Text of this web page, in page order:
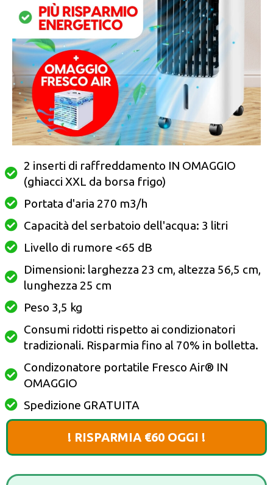
2 inserti di raffreddamento IN OMAGGIO
(ghiacci XXL da borsa frigo)
Portata d'aria 270 m3/h
Capacità del serbatoio dell'acqua: 3 litri
Livello di rumore <65 dB
Dimensioni: larghezza 23 cm, altezza 56,5 cm,
lunghezza 25 cm
Peso 3,5 kg
Consumi ridotti rispetto ai condizionatori
tradizionali. Risparmia fino al 70% in bolletta.
Condizonatore portatile Fresco Air®️ IN
OMAGGIO
Spedizione GRATUITA
! RISPARMIA €60 OGGI !